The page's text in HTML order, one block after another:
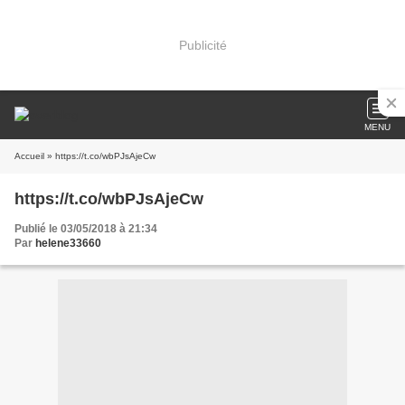
Publicité
MENU
Accueil » https://t.co/wbPJsAjeCw
https://t.co/wbPJsAjeCw
Publié le 03/05/2018 à 21:34
Par helene33660